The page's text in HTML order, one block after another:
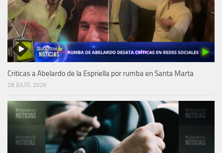
Criticas a Abelardo de la Espriella por rumba en Santa Marta
28 JULIO, 2026